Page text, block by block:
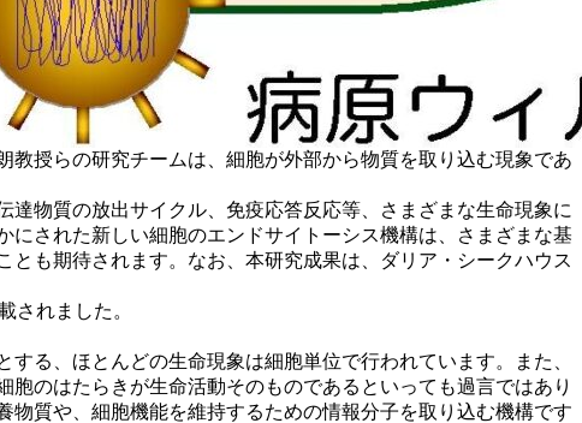
授らの研究チームは、細胞が外部から物質を取り込む現象であ
物質の放出サイクル、免疫応答反応等、さまざまな生命現象に
された新しい細胞のエンドサイトーシス機構は、さまざまな基
も期待されます。なお、本研究成果は、ダリア・シークハウス
されました。
る、ほとんどの生命現象は細胞単位で行われています。また、
のはたらきが生命活動そのものであるといっても過言ではあり
質や、細胞機能を維持するための情報分子を取り込む機構です